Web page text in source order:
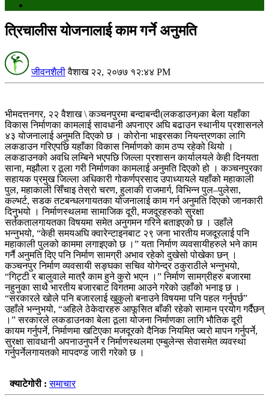
त्रिचालीस योजनालाई काम गर्ने अनुमति
जीवनशैली वैशाख २२, २०७७ १२:४४ PM
भीमदत्तनगर, २२ वैशाख \ कञ्चनपुरमा बन्दाबन्दी(लकडाउन)का बेला यहाँका
विकास निर्माणका कामलाई सावधानी अपनाएर अघि बढाउन स्थानीय प्रशासनले
४३ योजनालाई अनुमति दिएको छ । कोरोना भाइरसका नियन्त्रणका लागि
लकडाउन गरिएपछि यहाँका विकास निर्माणको काम ठप्प रहेको थियो ।
लकडाउनको अवधि लम्बिने भएपछि जिल्ला प्रशासन कार्यालयले केही दिनयता
साना, मझौला र ठूला गरी निर्माणका कामलाई अनुमति दिएको हो । कञ्चनपुरका
सहायक प्रमुख जिल्ला अधिकारी गोकर्णप्रसाद उपाध्यायले यहाँको महाकाली
पुल, महाकाली सिँचाइ तेस्रो चरण, हुलाकी राजमार्ग, विभिन्न पुल–पुलेसा,
कल्भर्ट, सडक तटबन्धलगायतका योजनालाई काम गर्न अनुमति दिएको जानकारी
दिनुभयो । निर्माणस्थलमा सामाजिक दूरी, मजदूरहरुको सुरक्षा
सर्तकतालगायतका विषयमा समेत अनुगमन गरिने बताइएको छ । उहाँले
भन्नुभयो, “केही समयअघि क्वारेन्टाइनबाट २९ जना भारतीय मजदूरलाई पनि
महाकाली पुलको काममा लगाइएको छ ।” यता निर्माण व्यवसायीहरुले भने काम
गर्नै अनुमति दिए पनि निर्माण सामग्री अभाव रहेको दुखेसो पोखेका छन् ।
कञ्चनपुर निर्माण व्यवसायी सङ्घका सचिव योगेन्द्र ठकुराठीले भन्नुभयो,
“गिट्टी र बालुवाले मात्रै काम हुने कुरो भएन ।” निर्माण सामग्रीहरु बजारमा
नहुनुका साथै भारतीय बजारबाट विगतमा आउने गरेको उहाँको भनाइ छ ।
“सरकारले खोले पनि बजारलाई खुकुलो बनाउने विषयमा पनि पहल गर्नुपर्छ”
उहाँले भन्नुभयो, “अहिले ठेकेदारहरु आफूसित बाँकी रहेको सामान प्रयोग गर्दैछन्
।” सरकारले लकडाउनका बेला ठूला योजना निर्माणका लागि भौतिक दूरी
कायम गर्नुपर्ने, निर्माणमा खटिएका मजदूरको दैनिक नियमित ज्वरो मापन गर्नुपर्ने,
सुरक्षा सावधानी अपनाउनुपर्ने र निर्माणस्थलमा एम्बुलेन्स सेवासमेत व्यवस्था
गर्नुपर्नेलगायतको मापदण्ड जारी गरेको छ ।
क्याटेगोरी :समाचार